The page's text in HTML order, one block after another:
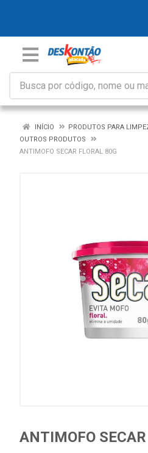
INÍCIO
PRODUTOS PARA
OUTROS PRODUTOS
ANTIMOFO SECAR FLORAL 80G
ANTIMOFO